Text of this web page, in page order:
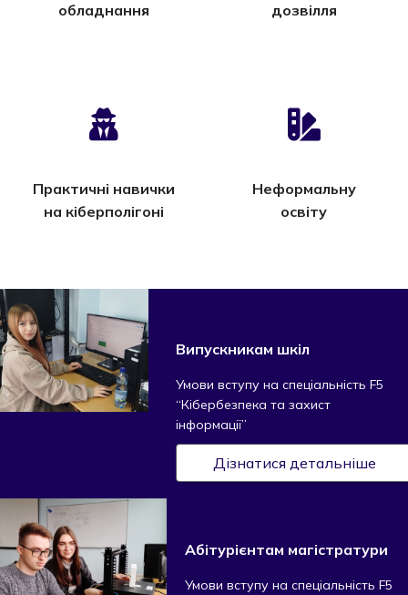
обладнання
дозвілля
Практичні навички
на кіберполігоні
Неформальну
освіту
Випускникам шкіл
Умови вступу на спеціальність F5
“Кібербезпека та захист
інформації”
Дізнатися детальніше
Абітурієнтам магістратури
Умови вступу на спеціальність F5